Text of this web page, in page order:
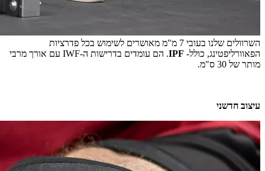
השרוולים שלנו בעובי 7 מ"מ מאושרים לשימוש בכל פדרציות
הפאוורליפטינג, כולל- IPF
. הם עומדים בדרישות ה-IWF עם אורך מרבי
מותר של ‎30 ס"מ.
עיצוב חדשני